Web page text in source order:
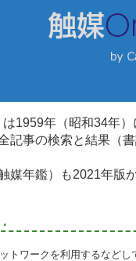
1959年（昭和34年
記事の検索と結果（
媒年鑑）も2021年
トワークを利用するなど